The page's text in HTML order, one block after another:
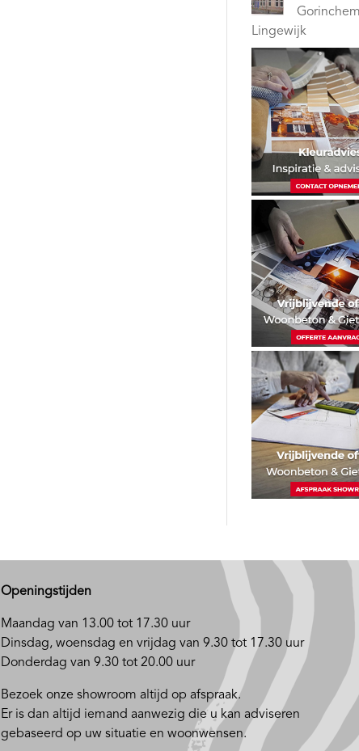
Lingewijk
Openingstijden
Maandag van 13.00 tot 17.30 uur
Dinsdag, woensdag en vrijdag van 9.30 tot 17.30 uur
Donderdag van 9.30 tot 20.00 uur
Bezoek onze showroom altijd op afspraak.
Er is dan altijd iemand aanwezig die u kan adviseren
gebaseerd op uw situatie en woonwensen.